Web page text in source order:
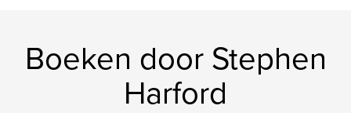
Boeken door Stephen
Harford